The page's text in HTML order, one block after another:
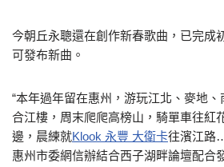
今朝丘永聰還在創作新春歌曲，已完成
可發布新曲。
“本年過年留在惠州，游玩江北、麥地
合江樓，周末爬爬高榜山，騎單車往紅
邊，晨練就Klook 永豐 大衛卡往濱江路
惠州市委網信辦結合西子湖畔論壇配合